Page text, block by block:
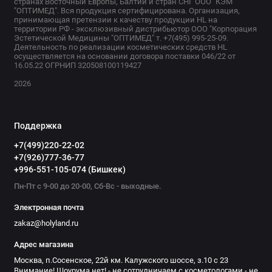
"ОПТИМЕД". Вся продукция сертифицирована. Организация,
принимающая претензии к качеству продукции HL на
территории РФ - эксклюзивный дистрибьютор ООО "Корпорация
Эстетической Медицины "ОПТИМЕД" т. +7(495) 995-25-09.
Деятельность по реализации косметических средств HL
осуществляется на основании договора поставки 046/22 от
16.05.22 ОГРНИП 320508100119427
2026
Поддержка
+7(499)220-22-02
+7(926)777-36-77
+996-551-105-074 (Бишкек)
Пн-Пт с 9-00 до 20-00, Сб-Вс - выходные.
Электронная почта
zakaz@holyland.ru
Адрес магазина
Москва, п.Сосенское, 22й км. Калужского шоссе, з.10 с 23